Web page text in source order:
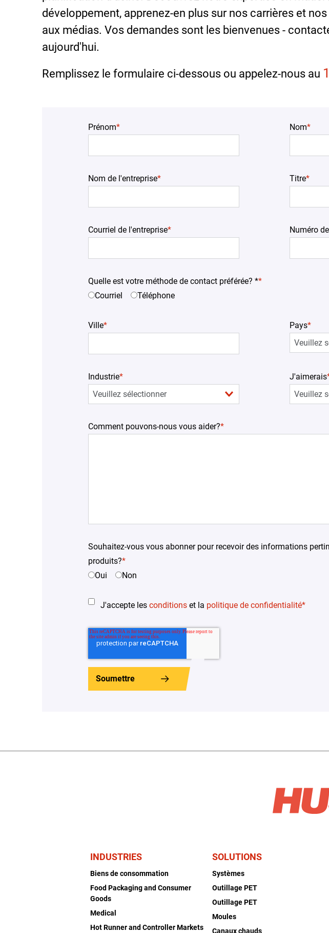
développement, apprenez-en plus sur nos carrières et
aux médias. Vos demandes sont les bienvenues -
aujourd'hui.
Remplissez le formulaire ci-dessous ou appelez-nous au
Prénom* Nom*
Nom de l'entreprise* Titre*
Courriel de l'entreprise* Numéro
Quelle est votre méthode de contact préférée? **
Courriel
Téléphone
Ville* Pays*
Industrie* J'aimerais
Comment pouvons-nous vous aider?*
Souhaitez-vous vous abonner pour recevoir des informations
produits?*
Oui
Non
J'accepte les conditions et la politique de confidentialité*
INDUSTRIES
Biens de consommation
Food Packaging and Consumer
Goods
Medical
Hot Runner and Controller Markets
SOLUTIONS
Systèmes
Outillage PET
Outillage PET
Moules
Canaux chauds